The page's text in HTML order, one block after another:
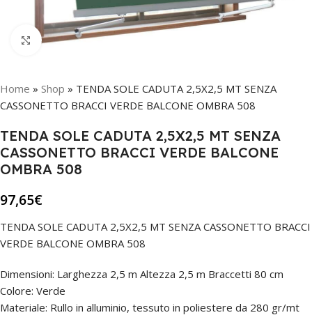
Click to enlarge
Home » Shop » TENDA SOLE CADUTA 2,5X2,5 MT SENZA
CASSONETTO BRACCI VERDE BALCONE OMBRA 508
TENDA SOLE CADUTA 2,5X2,5 MT SENZA
CASSONETTO BRACCI VERDE BALCONE
OMBRA 508
97,65€
TENDA SOLE CADUTA 2,5X2,5 MT SENZA CASSONETTO BRACCI
VERDE BALCONE OMBRA 508
Dimensioni: Larghezza 2,5 m Altezza 2,5 m Braccetti 80 cm
Colore: Verde
Materiale: Rullo in alluminio, tessuto in poliestere da 280 gr/mt